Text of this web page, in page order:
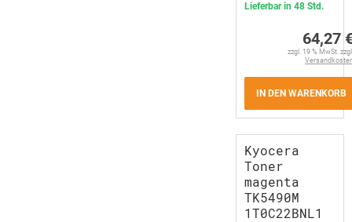
Lieferbar in 48 Std.
64,27
zzgl. 19 % MwSt.
IN DEN WARENKORB
Kyocera
Toner
magenta
TK5490M
1T0C22BNL1